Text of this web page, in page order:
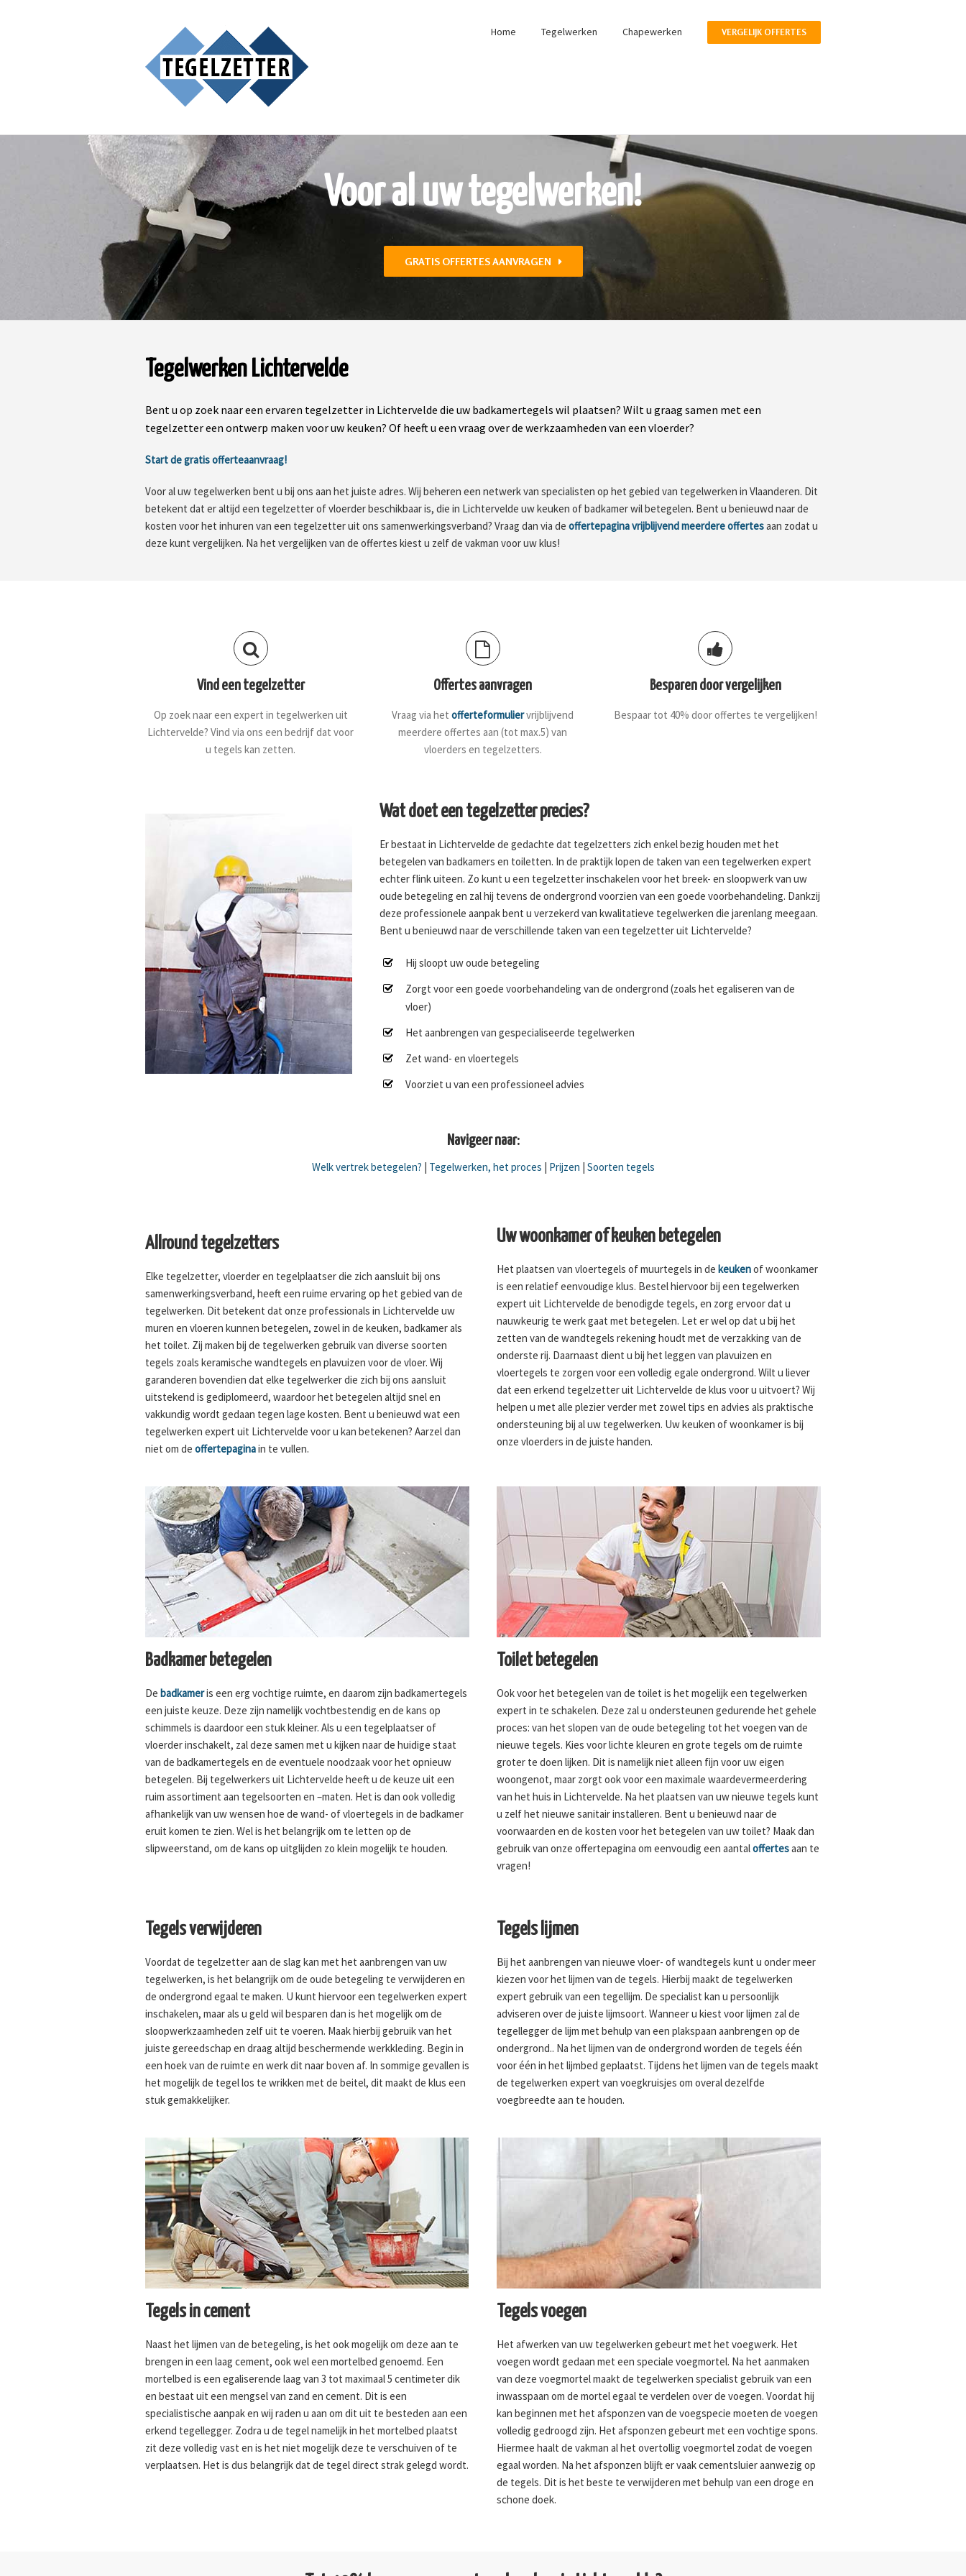
Home Tegelwerken Chapewerken VERGELIJK OFFERTES
Voor al uw tegelwerken!
GRATIS OFFERTES AANVRAGEN
Tegelwerken Lichtervelde
Bent u op zoek naar een ervaren tegelzetter in Lichtervelde die uw badkamertegels wil plaatsen? Wilt u graag samen met een
tegelzetter een ontwerp maken voor uw keuken? Of heeft u een vraag over de werkzaamheden van een vloerder?
Start de gratis offerteaanvraag!
Voor al uw tegelwerken bent u bij ons aan het juiste adres. Wij beheren een netwerk van specialisten op het gebied van tegelwerken in Vlaanderen. Dit
betekent dat er altijd een tegelzetter of vloerder beschikbaar is, die in Lichtervelde uw keuken of badkamer wil betegelen. Bent u benieuwd naar de
kosten voor het inhuren van een tegelzetter uit ons samenwerkingsverband? Vraag dan via de offertepagina vrijblijvend meerdere offertesaan zodat u
deze kunt vergelijken. Na het vergelijken van de offertes kiest u zelf de vakman voor uw klus!
Vind een tegelzetter
Op zoek naar een expert in tegelwerken uit
Lichtervelde? Vind via ons een bedrijf dat voor
u tegels kan zetten.
Offertes aanvragen
Vraag via hetofferteformuliervrijblijvend
meerdere offertes aan (tot max.5) van
vloerders en tegelzetters.
Besparen door vergelijken
Bespaar tot 40% door offertes te vergelijken!
Wat doet een tegelzetter precies?
Er bestaat in Lichtervelde de gedachte dat tegelzetters zich enkel bezig houden met het
betegelen van badkamers en toiletten. In de praktijk lopen de taken van een tegelwerken expert
echter flink uiteen. Zo kunt u een tegelzetter inschakelen voor het breek- en sloopwerk van uw
oude betegeling en zal hij tevens de ondergrond voorzien van een goede voorbehandeling. Dankzij
deze professionele aanpak bent u verzekerd van kwalitatieve tegelwerken die jarenlang meegaan.
Bent u benieuwd naar de verschillende taken van een tegelzetter uit Lichtervelde?
Hij sloopt uw oude betegeling
Zorgt voor een goede voorbehandeling van de ondergrond (zoals het egaliseren van de
vloer)
Het aanbrengen van gespecialiseerde tegelwerken
Zet wand- en vloertegels
Voorziet u van een professioneel advies
Navigeer naar:
Welk vertrek betegelen? Tegelwerken, het proces Prijzen Soorten tegels
Allround tegelzetters
Elke tegelzetter, vloerder en tegelplaatser die zich aansluit bij ons
samenwerkingsverband, heeft een ruime ervaring op het gebied van de
tegelwerken. Dit betekent dat onze professionals in Lichtervelde uw
muren en vloeren kunnen betegelen, zowel in de keuken, badkamer als
het toilet. Zij maken bij de tegelwerken gebruik van diverse soorten
tegels zoals keramische wandtegels en plavuizen voor de vloer. Wij
garanderen bovendien dat elke tegelwerker die zich bij ons aansluit
uitstekend is gediplomeerd, waardoor het betegelen altijd snel en
vakkundig wordt gedaan tegen lage kosten. Bent u benieuwd wat een
tegelwerken expert uit Lichtervelde voor u kan betekenen? Aarzel dan
niet om de offertepaginain te vullen.
Uw woonkamer of keuken betegelen
Het plaatsen van vloertegels of muurtegels in de keukenof woonkamer
is een relatief eenvoudige klus. Bestel hiervoor bij een tegelwerken
expert uit Lichtervelde de benodigde tegels, en zorg ervoor dat u
nauwkeurig te werk gaat met betegelen. Let er wel op dat u bij het
zetten van de wandtegels rekening houdt met de verzakking van de
onderste rij. Daarnaast dient u bij het leggen van plavuizen en
vloertegels te zorgen voor een volledig egale ondergrond. Wilt u liever
dat een erkend tegelzetter uit Lichtervelde de klus voor u uitvoert? Wij
helpen u met alle plezier verder met zowel tips en advies als praktische
ondersteuning bij al uw tegelwerken. Uw keuken of woonkamer is bij
onze vloerders in de juiste handen.
Badkamer betegelen
De badkameris een erg vochtige ruimte, en daarom zijn badkamertegels
een juiste keuze. Deze zijn namelijk vochtbestendig en de kans op
schimmels is daardoor een stuk kleiner. Als u een tegelplaatser of
vloerder inschakelt, zal deze samen met u kijken naar de huidige staat
van de badkamertegels en de eventuele noodzaak voor het opnieuw
betegelen. Bij tegelwerkers uit Lichtervelde heeft u de keuze uit een
ruim assortiment aan tegelsoorten en –maten. Het is dan ook volledig
afhankelijk van uw wensen hoe de wand- of vloertegels in de badkamer
eruit komen te zien. Wel is het belangrijk om te letten op de
slipweerstand, om de kans op uitglijden zo klein mogelijk te houden.
Toilet betegelen
Ook voor het betegelen van de toilet is het mogelijk een tegelwerken
expert in te schakelen. Deze zal u ondersteunen gedurende het gehele
proces: van het slopen van de oude betegeling tot het voegen van de
nieuwe tegels. Kies voor lichte kleuren en grote tegels om de ruimte
groter te doen lijken. Dit is namelijk niet alleen fijn voor uw eigen
woongenot, maar zorgt ook voor een maximale waardevermeerdering
van het huis in Lichtervelde. Na het plaatsen van uw nieuwe tegels kunt
u zelf het nieuwe sanitair installeren. Bent u benieuwd naar de
voorwaarden en de kosten voor het betegelen van uw toilet? Maak dan
gebruik van onze offertepagina om eenvoudig een aantaloffertesaan te
vragen!
Tegels verwijderen
Voordat de tegelzetter aan de slag kan met het aanbrengen van uw
tegelwerken, is het belangrijk om de oude betegeling te verwijderen en
de ondergrond egaal te maken. U kunt hiervoor een tegelwerken expert
inschakelen, maar als u geld wil besparen dan is het mogelijk om de
sloopwerkzaamheden zelf uit te voeren. Maak hierbij gebruik van het
juiste gereedschap en draag altijd beschermende werkkleding. Begin in
een hoek van de ruimte en werk dit naar boven af. In sommige gevallen is
het mogelijk de tegel los te wrikken met de beitel, dit maakt de klus een
stuk gemakkelijker.
Tegels lijmen
Bij het aanbrengen van nieuwe vloer- of wandtegels kunt u onder meer
kiezen voor het lijmen van de tegels. Hierbij maakt de tegelwerken
expert gebruik van een tegellijm. De specialist kan u persoonlijk
adviseren over de juiste lijmsoort. Wanneer u kiest voor lijmen zal de
tegellegger de lijm met behulp van een plakspaan aanbrengen op de
ondergrond.. Na het lijmen van de ondergrond worden de tegels één
voor één in het lijmbed geplaatst. Tijdens het lijmen van de tegels maakt
de tegelwerken expert van voegkruisjes om overal dezelfde
voegbreedte aan te houden.
Tegels in cement
Naast het lijmen van de betegeling, is het ook mogelijk om deze aan te
brengen in een laag cement, ook wel een mortelbed genoemd. Een
mortelbed is een egaliserende laag van 3 tot maximaal 5 centimeter dik
en bestaat uit een mengsel van zand en cement. Dit is een
specialistische aanpak en wij raden u aan om dit uit te besteden aan een
erkend tegellegger. Zodra u de tegel namelijk in het mortelbed plaatst
zit deze volledig vast en is het niet mogelijk deze te verschuiven of te
verplaatsen. Het is dus belangrijk dat de tegel direct strak gelegd wordt.
Tegels voegen
Het afwerken van uw tegelwerken gebeurt met het voegwerk. Het
voegen wordt gedaan met een speciale voegmortel. Na het aanmaken
van deze voegmortel maakt de tegelwerken specialist gebruik van een
inwasspaan om de mortel egaal te verdelen over de voegen. Voordat hij
kan beginnen met het afsponzen van de voegspecie moeten de voegen
volledig gedroogd zijn. Het afsponzen gebeurt met een vochtige spons.
Hiermee haalt de vakman al het overtollig voegmortel zodat de voegen
egaal worden. Na het afsponzen blijft er vaak cementsluier aanwezig op
de tegels. Dit is het beste te verwijderen met behulp van een droge en
schone doek.